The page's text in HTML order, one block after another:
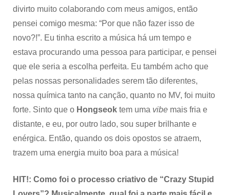
divirto muito colaborando com meus amigos, então
pensei comigo mesma: “Por que não fazer isso de
novo?!”. Eu tinha escrito a música há um tempo e
estava procurando uma pessoa para participar, e pensei
que ele seria a escolha perfeita. Eu também acho que
pelas nossas personalidades serem tão diferentes,
nossa química tanto na canção, quanto no MV, foi muito
forte. Sinto que o Hongseok tem uma vibe mais fria e
distante, e eu, por outro lado, sou super brilhante e
enérgica. Então, quando os dois opostos se atraem,
trazem uma energia muito boa para a música!
HIT!: Como foi o processo criativo de “Crazy Stupid